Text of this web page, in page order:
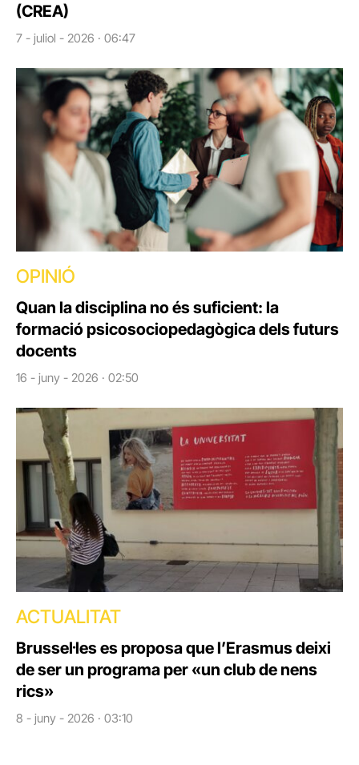
(CREA)
7 - juliol - 2026 · 06:47
OPINIÓ
Quan la disciplina no és suficient: la
formació psicosociopedagògica dels futurs
docents
16 - juny - 2026 · 02:50
ACTUALITAT
Brussel·les es proposa que l’Erasmus deixi
de ser un programa per «un club de nens
rics»
8 - juny - 2026 · 03:10